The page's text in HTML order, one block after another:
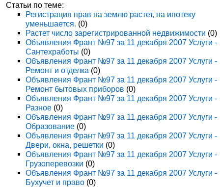
Статьи по теме:
Регистрация прав на землю растет, на ипотеку
уменьшается. (0)
Растет число зарегистрированной недвижимости (0)
Объявления Франт №97 за 11 декабря 2007 Услуги -
Сантехработы (0)
Объявления Франт №97 за 11 декабря 2007 Услуги -
Ремонт и отделка (0)
Объявления Франт №97 за 11 декабря 2007 Услуги -
Ремонт бытовых приборов (0)
Объявления Франт №97 за 11 декабря 2007 Услуги -
Разное (0)
Объявления Франт №97 за 11 декабря 2007 Услуги -
Образование (0)
Объявления Франт №97 за 11 декабря 2007 Услуги -
Двери, окна, решетки (0)
Объявления Франт №97 за 11 декабря 2007 Услуги -
Грузоперевозки (0)
Объявления Франт №97 за 11 декабря 2007 Услуги -
Бухучет и право (0)